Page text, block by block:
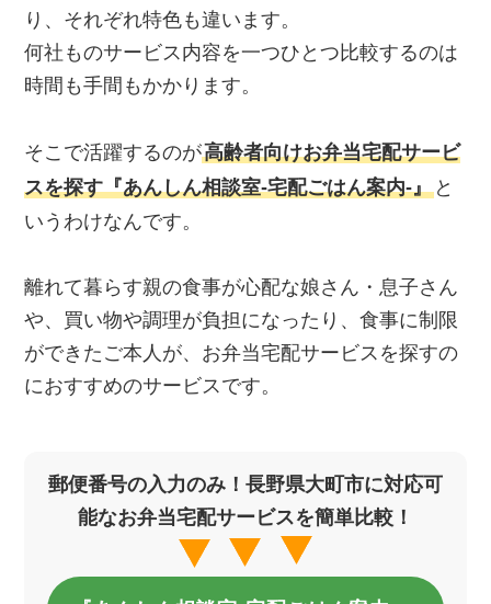
り、それぞれ特色も違います。
何社ものサービス内容を一つひとつ比較するのは
時間も手間もかかります。
そこで活躍するのが高齢者向けお弁当宅配サービ
スを探す『あんしん相談室‐宅配ごはん案内‐』 と
いうわけなんです。
離れて暮らす親の食事が心配な娘さん・息子さん
や、買い物や調理が負担になったり、食事に制限
ができたご本人が、お弁当宅配サービスを探すの
におすすめのサービスです。
郵便番号の入力のみ！長野県大町市に対応可
能なお弁当宅配サービスを簡単比較！